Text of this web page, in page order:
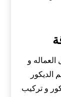
و
و تركيب